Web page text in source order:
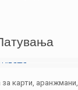
карти, аранжмани,